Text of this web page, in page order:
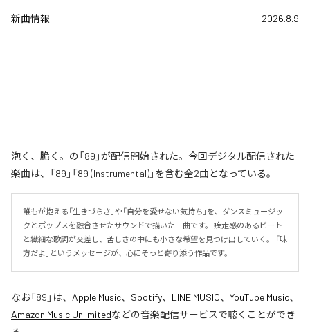
新曲情報 2026.8.9
泡く、脆く。の「89」が配信開始された。今回デジタル配信された
楽曲は、「89」「89 (Instrumental)」を含む全2曲となっている。
誰もが抱える「生きづらさ」や「自分を愛せない気持ち」を、ダンスミュージッ
クとポップスを融合させたサウンドで描いた一曲です。 疾走感のあるビート
と繊細な歌詞が交差し、苦しさの中にも小さな希望を見つけ出していく。 「味
方だよ」というメッセージが、心にそっと寄り添う作品です。
なお「89 」は、 Apple Music、 Spotify、 LINE MUSIC、 YouTube Music、
Amazon Music Unlimitedなどの音楽配信サービスで聴くことができ